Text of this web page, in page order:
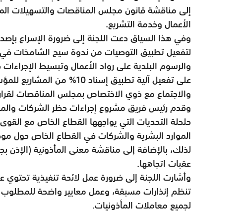
إلى مناقشة قانون مجلس المناقصات والتسهيلات
الأعمال وخدمة التشريع.
وفي هذا السياق دعت اللجنة إلى ضرورة الإسراع
لتفعيل تطبيق التوصيات من ندوة سيح الشامخات في
والرسوم البلدية على رواد الأعمال وتبسيط
على تفعيل آلية تطبيق إسناد
والاجتماع مع ذوي الاختصاص بمجلس المناقصات
وقدم رئيس فريق مشروع إجراءات حظر الشركات
حلحلة التحديات التي يواجهها القطاع الخاص مع
الموارد البشرية والشركات في القطاع الخاص
لذلك، بالإضافة إلى مناقشة معنى المأذونية
عقبات اتجاهها.
وأشارت اللجنة إلى ضرورة عمل لائحة تنفيذية تحتوي
تنظم إنذارات مسبقة، وعمل معايير واضحة للمطلوب
لجميع معاملات المأذونيات.